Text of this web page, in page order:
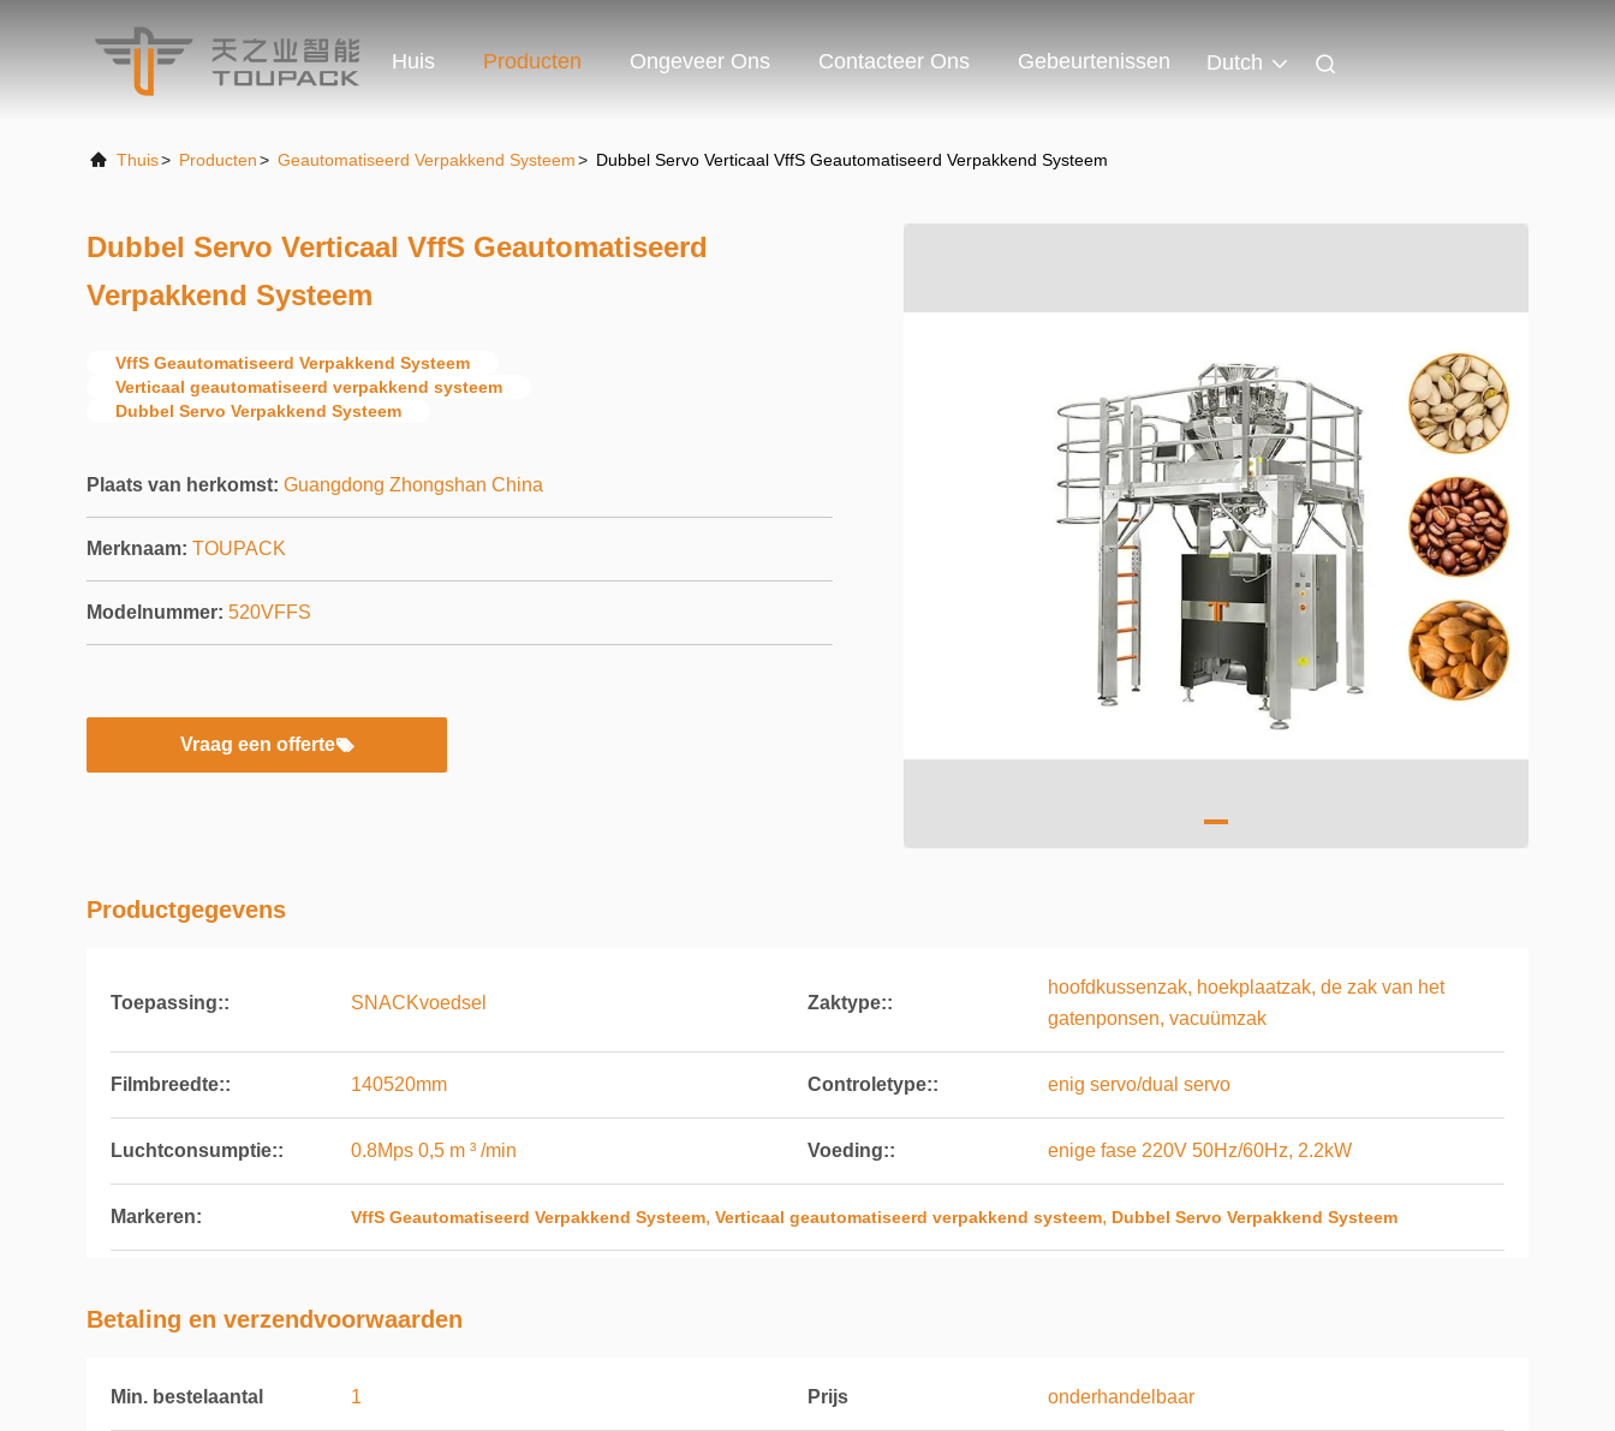
Huis Producten Ongeveer Ons Contacteer Ons Gebeurtenissen Dutch
Thuis> Producten> Geautomatiseerd Verpakkend Systeem> Dubbel Servo Verticaal VffS Geautomatiseerd Verpakkend Systeem
Dubbel Servo Verticaal VffS Geautomatiseerd
Verpakkend Systeem
VffS Geautomatiseerd Verpakkend Systeem
Verticaal geautomatiseerd verpakkend systeem
Dubbel Servo Verpakkend Systeem
Plaats van herkomst: Guangdong Zhongshan China
Merknaam: TOUPACK
Modelnummer: 520VFFS
Vraag een offerte
Productgegevens
Toepassing:: SNACKvoedsel Zaktype::
hoofdkussenzak, hoekplaatzak, de zak van het
gatenponsen, vacuümzak
Filmbreedte:: 140520mm Controletype:: enig servo/dual servo
Luchtconsumptie:: 0.8Mps 0,5 m ³ /min Voeding:: enige fase 220V 50Hz/60Hz, 2.2kW
Markeren: VffS Geautomatiseerd Verpakkend Systeem, Verticaal geautomatiseerd verpakkend systeem, Dubbel Servo Verpakkend Systeem
Betaling en verzendvoorwaarden
Min. bestelaantal 1 Prijs onderhandelbaar